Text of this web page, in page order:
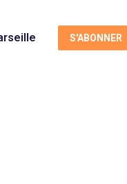
S'ABONNER